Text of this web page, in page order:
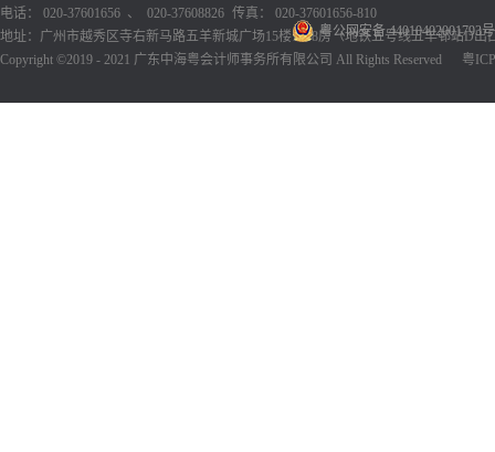
电话： 020-37601656 、 020-37608826 传真： 020-37601656-810
地址：广州市越秀区寺右新马路五羊新城广场15楼1518房（地铁五号线五羊邨站D出
Copyright ©2019 - 2021 广东中海粤会计师事务所有限公司 All Rights Reserved 粤ICP
粤公网安备 44010402001793号